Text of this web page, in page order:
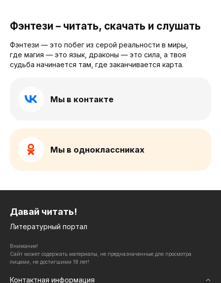
Фэнтези – читать, скачать и слушать
Фэнтези — это побег из серой реальности в миры,
где магия — это язык, драконы — это сила, а твоя
судьба начинается там, где заканчивается карта.
Мы в контакте
Мы в одноклассниках
Давай читать!
Литературный портал
Внимание!
Сайт может содержать материалы, не предназначенные для просмотра
лицами, не достигшими 18 лет!
Контактная информация